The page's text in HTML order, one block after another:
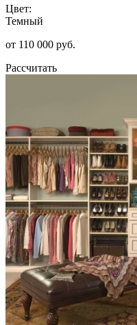
Цвет:
Темный
от 110 000 руб.
Рассчитать